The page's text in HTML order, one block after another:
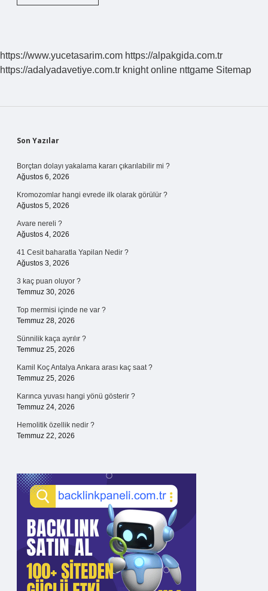
Geyik
https://www.yucetasarim.com https://alpakgida.com.tr
https://adalyadavetiye.com.tr knight online nttgame Sitemap
Sidebar
Son Yazılar
Borçtan dolayı yakalama kararı çıkarılabilir mi ?
Ağustos 6, 2026
Kromozomlar hangi evrede ilk olarak görülür ?
Ağustos 5, 2026
Avare nereli ?
Ağustos 4, 2026
41 Cesit baharatla Yapilan Nedir ?
Ağustos 3, 2026
3 kaç puan oluyor ?
Temmuz 30, 2026
Top mermisi içinde ne var ?
Temmuz 28, 2026
Sünnilik kaça ayrılır ?
Temmuz 25, 2026
Kamil Koç Antalya Ankara arası kaç saat ?
Temmuz 25, 2026
Karınca yuvası hangi yönü gösterir ?
Temmuz 24, 2026
Hemolitik özellik nedir ?
Temmuz 22, 2026